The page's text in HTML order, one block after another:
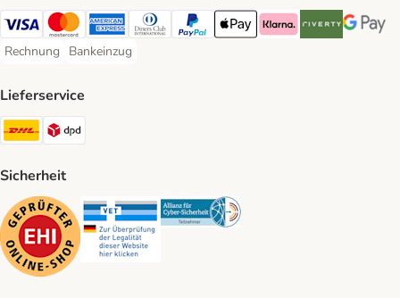
Visa Payment Method
Mastercard Payment Method
American Express Payment Method
Diners Club Payment Method
PayPal Payment Method
Apple Pay Payment Method
Klarna Payment Method
Riverty Payment
Google
Rechnung
Rechnung Payment Method
Bankeinzug
Bankeinzug Payment Method
Lieferservice
DHL Shipping Method
Sicherheit
Security Security Security